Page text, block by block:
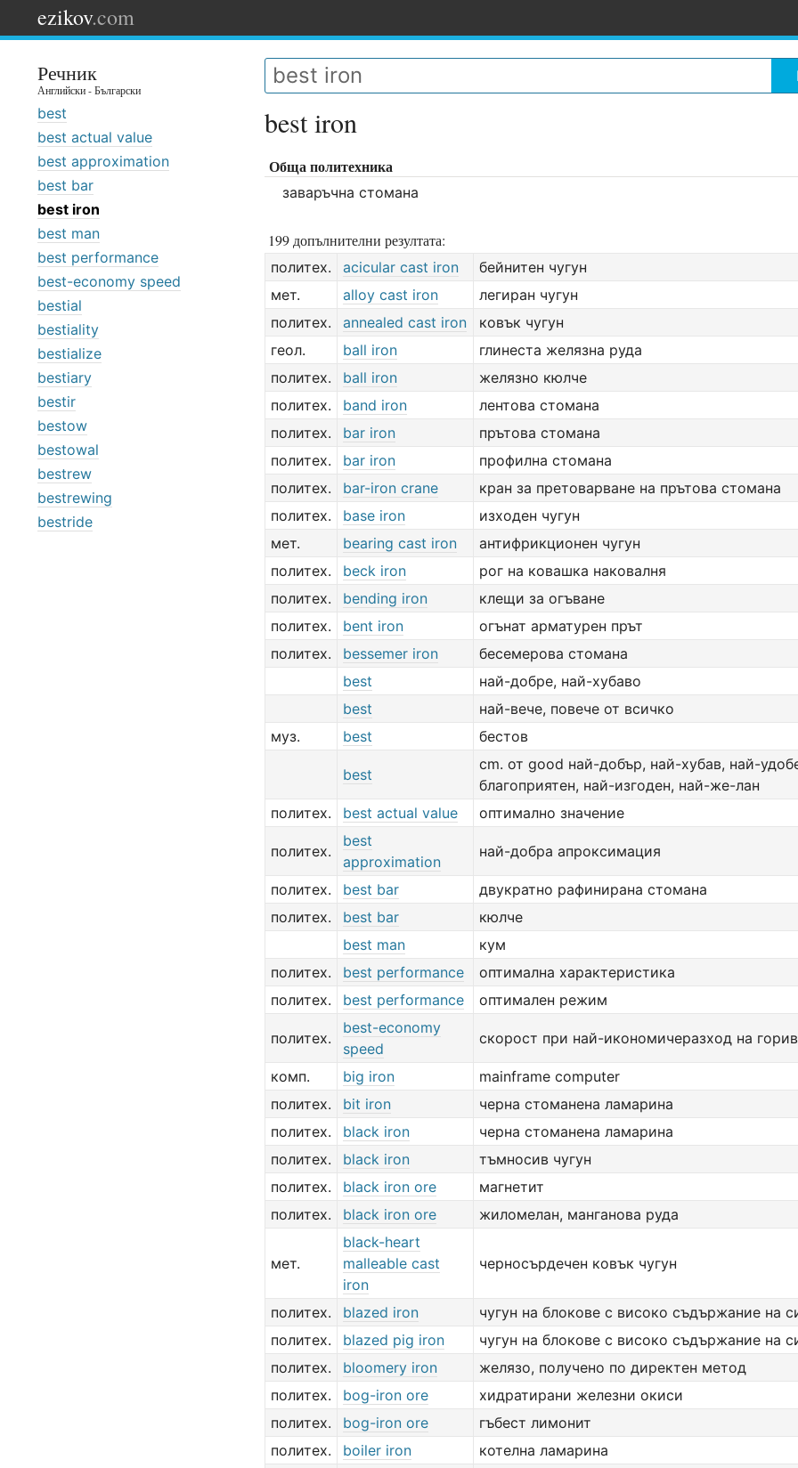
ezikov.com
Речник
Английски - Български
best
best actual value
best approximation
best bar
best iron
best man
best performance
best-economy speed
bestial
bestiality
bestialize
bestiary
bestir
bestow
bestowal
bestrew
bestrewing
bestride
best iron
Обща политехника
заваръчна стомана
199 допълнителни резултата:
политех. acicular cast iron
бейнитен чугун
мет.
alloy cast iron
легиран чугун
политех.
annealed cast iron
ковък чугун
геол.
ball iron
глинеста желязна руда
политех.
ball iron
желязно кюлче
политех.
band iron
лентова стомана
политех.
bar iron
прътова стомана
политех.
bar iron
профилна стомана
политех.
bar-iron crane
кран за претоварване на прътова стомана
политех.
base iron
изходен чугун
мет.
bearing cast iron
антифрикционен чугун
политех.
beck iron
рог на ковашка наковалня
политех.
bending iron
клещи за огъване
политех.
bent iron
огънат арматурен прът
политех.
bessemer iron
бесемерова стомана
best
най-добре, най-хубаво
best
най-вече, повече от всичко
муз.
best бестов
best
cm. от good най-добър, най-хубав, най-
благоприятен, най-изгоден, най-же-лан
политех.
best actual value оптимално значение
политех.
best
approximation
най-добра апроксимация
политех. best bar
двукратно рафинирана стомана
политех.
best bar
кюлче
best man
кум
политех.
best performance
оптимална характеристика
политех.
best performance оптимален режим
политех.
best-economy
speed
скорост при най-икономичеразход на
комп. big iron
mainframe computer
политех.
bit iron
черна стоманена ламарина
политех.
black iron
черна стоманена ламарина
политех.
black iron
тъмносив чугун
политех.
black iron ore
магнетит
политех.
black iron ore жиломелан, манганова руда
мет.
black-heart
malleable cast
iron
черносърдечен ковък чугун
политех. blazed iron
чугун на блокове с високо съдържание на
политех.
blazed pig iron
чугун на блокове с високо съдържание на
политех.
bloomery iron
желязо, получено по директен метод
политех.
bog-iron ore
хидратирани железни окиси
политех.
bog-iron ore
гъбест лимонит
политех.
boiler iron
котелна ламарина